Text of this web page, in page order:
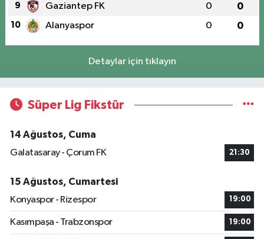
9 Gaziantep FK 0 0
10 Alanyaspor 0 0
Detaylar için tıklayın
Süper Lig Fikstür
14 Ağustos, Cuma
Galatasaray - Çorum FK
21:30
15 Ağustos, Cumartesi
Konyaspor - Rizespor
19:00
Kasımpaşa - Trabzonspor 19:00